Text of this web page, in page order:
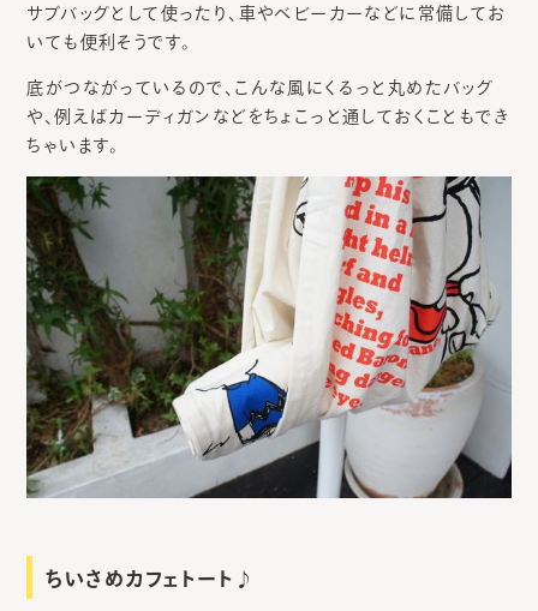
サブバッグとして使ったり、車やベビーカーなどに常備してお
いても便利そうです。
底がつながっているので、こんな風にくるっと丸めたバッグ
や、例えばカーディガンなどをちょこっと通しておくこともでき
ちゃいます。
ちいさめカフェトート♪